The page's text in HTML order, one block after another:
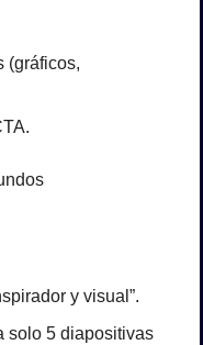
(gráficos,
y visual”.
solo 5 diapositivas